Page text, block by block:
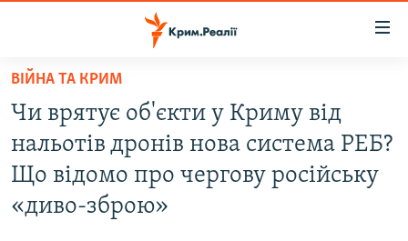
Перейти
основного
матеріалу
Перейти
до
основної
ВОДА.КРИМ
ВІДЕО ТА ФОТО
ВІЙНА ТА КРИМ
Чи врятує об'єкти у Криму від
нальотів дронів нова система РЕБ?
Що відомо про чергову російську
«диво-зброю»